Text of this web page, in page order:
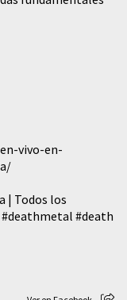
vivo-en-
| Todos los
#deathmetal #death